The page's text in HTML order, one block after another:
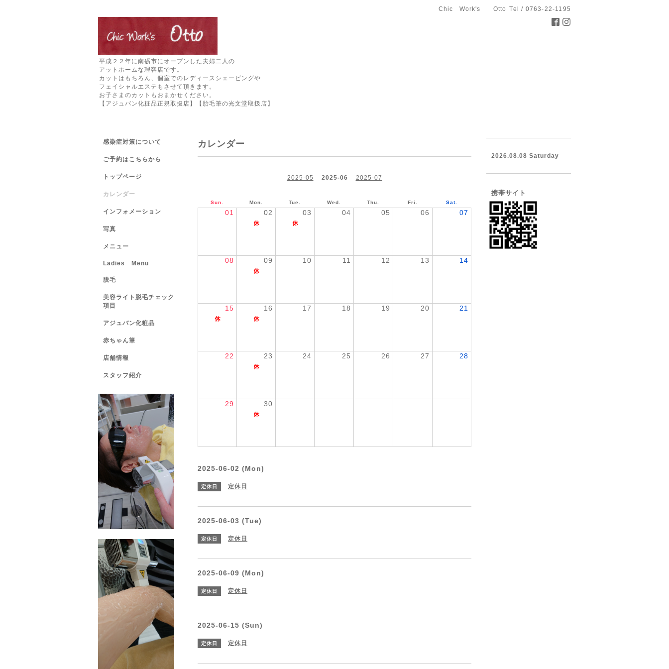
Chic Work's Otto Tel / 0763-22-1195
平成２２年に南砺市にオープンした夫婦二人の
アットホームな理容店です。
カットはもちろん、個室でのレディースシェービングや
フェイシャルエステもさせて頂きます。
お子さまのカットもおまかせください。
【アジュバン化粧品正規取扱店】【胎毛筆の光文堂取扱店】
カレンダー
2025-05 2025-06 2025-07
Sun. Mon. Tue. Wed. Thu. Fri. Sat.
01 02 03 04 05 06 07
08 09 10 11 12 13 14
15 16 17 18 19 20 21
22 23 24 25 26 27 28
29 30
2025-06-02 (Mon)
定休日 定休日
2025-06-03 (Tue)
定休日 定休日
2025-06-09 (Mon)
定休日 定休日
2025-06-15 (Sun)
定休日 定休日
感染症対策について
ご予約はこちらから
トップページ
カレンダー
インフォメーション
写真
メニュー
Ladies Menu
脱毛
美容ライト脱毛チェック
項目
アジュバン化粧品
赤ちゃん筆
店舗情報
スタッフ紹介
2026.08.08 Saturday
携帯サイト